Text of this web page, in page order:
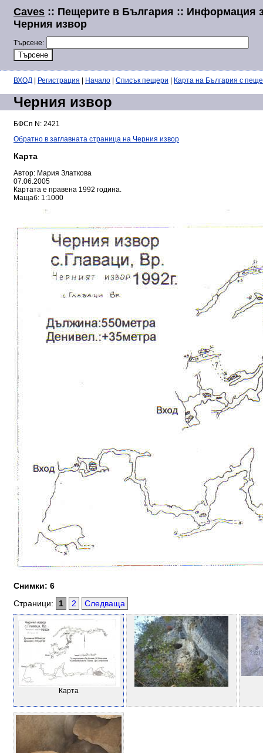
Caves :: Пещерите в България :: Информация
Черния извор
Търсене:
ВХОД Регистрация Начало Списък пещери Карта на България с
Черния извор
БФСп N: 2421
Обратно в заглавната страница на Черния извор
Карта
Автор: Мария Златкова
07.06.2005
Картата е правена 1992 година.
Мащаб: 1:1000
Снимки: 6
Страници:
1 2 Следваща
Карта